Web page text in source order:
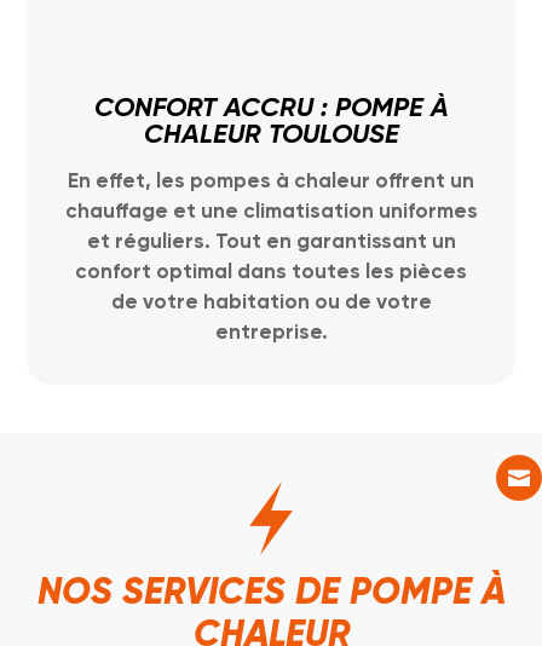

CONFORT ACCRU : POMPE À
CHALEUR TOULOUSE
En effet, les pompes à chaleur offrent un
chauffage et une climatisation uniformes
et réguliers. Tout en garantissant un
confort optimal dans toutes les pièces
de votre habitation ou de votre
entreprise.
NOS SERVICES DE POMPE À
CHALEUR